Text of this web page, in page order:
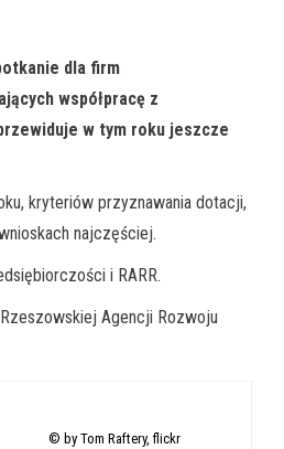
dla firm
współpracę z
w tym roku jeszcze
kryteriów przyznawania dotacji,
najczęściej.
i RARR.
Agencji Rozwoju
© by Tom Raftery, flickr